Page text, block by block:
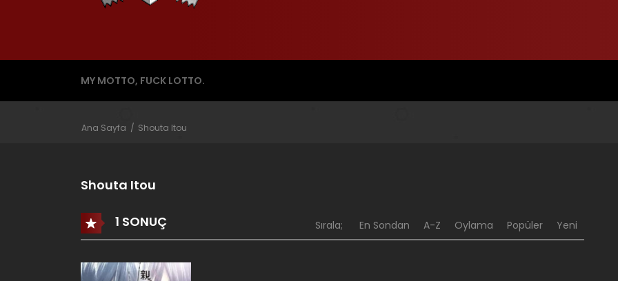
MY MOTTO, FUCK LOTTO.
Ana Sayfa Shouta Itou
Shouta Itou
1 SONUÇ Sırala; En Sondan A-Z Oylama Popüler Yeni